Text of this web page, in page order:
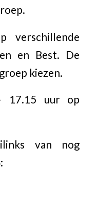
verschillende
en Best. De
kiezen.
17.15 uur op
van nog